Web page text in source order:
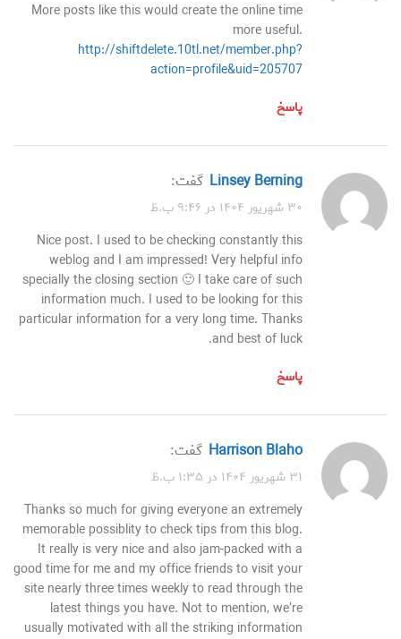
More posts like this would create the online time
more useful.
http://shiftdelete.10tl.net/member.php?
action=profile&uid=205707
پاسخ
Linsey Berning گفت:
۳۰ شهریور ۱۴۰۴ در ۹:۴۶ ب.ظ
Nice post. I used to be checking constantly this
weblog and I am impressed! Very helpful info
specially the closing section 🙂 I take care of such
information much. I used to be looking for this
particular information for a very long time. Thanks
and best of luck.
پاسخ
Harrison Blaho گفت:
۳۱ شهریور ۱۴۰۴ در ۱:۳۵ ب.ظ
Thanks so much for giving everyone an extremely
memorable possiblity to check tips from this blog.
It really is very nice and also jam-packed with a
good time for me and my office friends to visit your
site nearly three times weekly to read through the
latest things you have. Not to mention, we’re
usually motivated with all the striking information